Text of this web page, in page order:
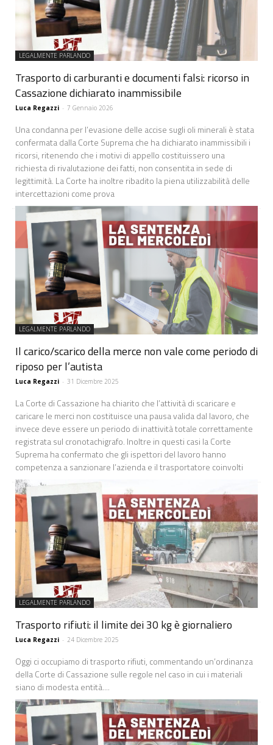
LEGALMENTE PARLANDO
Trasporto di carburanti e documenti falsi: ricorso in
Cassazione dichiarato inammissibile
Luca Regazzi - 7 Gennaio 2026
Una condanna per l’evasione delle accise sugli oli minerali è stata
confermata dalla Corte Suprema che ha dichiarato inammissibili i
ricorsi, ritenendo che i motivi di appello costituissero una
richiesta di rivalutazione dei fatti, non consentita in sede di
legittimità. La Corte ha inoltre ribadito la piena utilizzabilità delle
intercettazioni come prova
LEGALMENTE PARLANDO
Il carico/scarico della merce non vale come periodo di
riposo per l’autista
Luca Regazzi - 31 Dicembre 2025
La Corte di Cassazione ha chiarito che l’attività di scaricare e
caricare le merci non costituisce una pausa valida dal lavoro, che
invece deve essere un periodo di inattività totale correttamente
registrata sul cronotachigrafo. Inoltre in questi casi la Corte
Suprema ha confermato che gli ispettori del lavoro hanno
competenza a sanzionare l’azienda e il trasportatore coinvolti
LEGALMENTE PARLANDO
Trasporto rifiuti: il limite dei 30 kg è giornaliero
Luca Regazzi - 24 Dicembre 2025
Oggi ci occupiamo di trasporto rifiuti, commentando un’ordinanza
della Corte di Cassazione sulle regole nel caso in cui i materiali
siano di modesta entità....